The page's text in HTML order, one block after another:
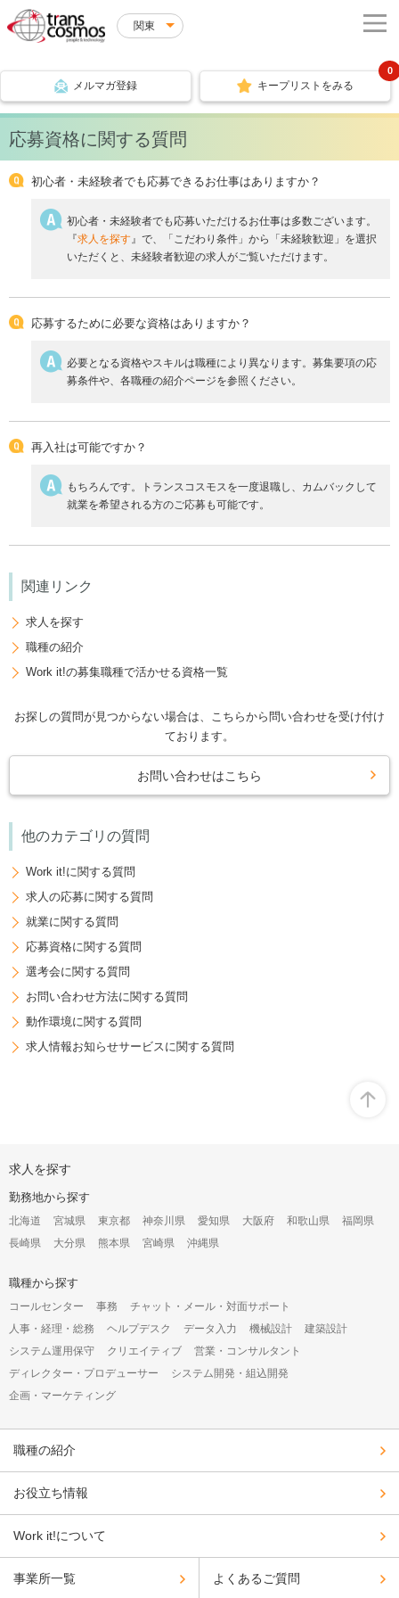
関東
メルマガ登録 キープリストをみる
0
応募資格に関する質問
初心者・未経験者でも応募できるお仕事はありますか？
初心者・未経験者でも応募いただけるお仕事は多数ございます。
『求人を探す 』で、「こだわり条件」から「未経験歓迎」を選択
いただくと、未経験者歓迎の求人がご覧いただけます。
応募するために必要な資格はありますか？
必要となる資格やスキルは職種により異なります。募集要項の応
募条件や、各職種の紹介ページを参照ください。
再入社は可能ですか？
もちろんです。トランスコスモスを一度退職し、カムバックして
就業を希望される方のご応募も可能です。
関連リンク
求人を探す
職種の紹介
Work it!の募集職種で活かせる資格一覧
お探しの質問が見つからない場合は、こちらから問い合わせを受け付け
ております。
お問い合わせはこちら
他のカテゴリの質問
Work it!に関する質問
求人の応募に関する質問
就業に関する質問
応募資格に関する質問
選考会に関する質問
お問い合わせ方法に関する質問
動作環境に関する質問
求人情報お知らせサービスに関する質問
ー
ン
構
成
オ
シ
ン
求人を探す
勤務地から探す
北海道 宮城県 東京都 神奈川県 愛知県 大阪府 和歌山県
福岡県
長崎県
大分県 熊本県 宮崎県 沖縄県
職種から探す
コールセンター 事務
チャット・メール・対面サポート
人事・経理・総務
ヘルプデスク データ入力 機械設計
建築設計
システム運用保守
クリエイティブ
営業・コンサルタント
ディレクター・プロデューサー
システム開発・組込開発
企画・マーケティング
職種の紹介
お役立ち情報
Work it!について
事業所一覧 よくあるご質問